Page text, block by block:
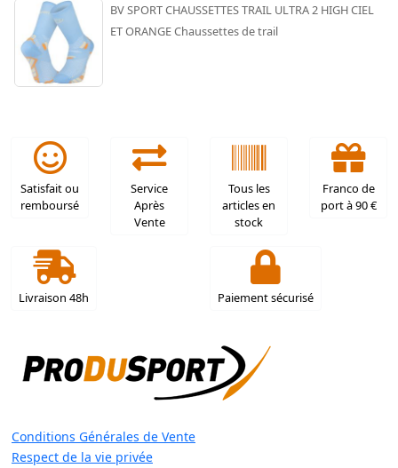
BV SPORT CHAUSSETTES TRAIL ULTRA 2 HIGH CIEL
ET ORANGE Chaussettes de trail
Satisfait ou
remboursé
Service
Après
Vente
Tous les
articles en
stock
Franco de
port à 90 €
Livraison 48h Paiement sécurisé
Conditions Générales de Vente
Respect de la vie privée